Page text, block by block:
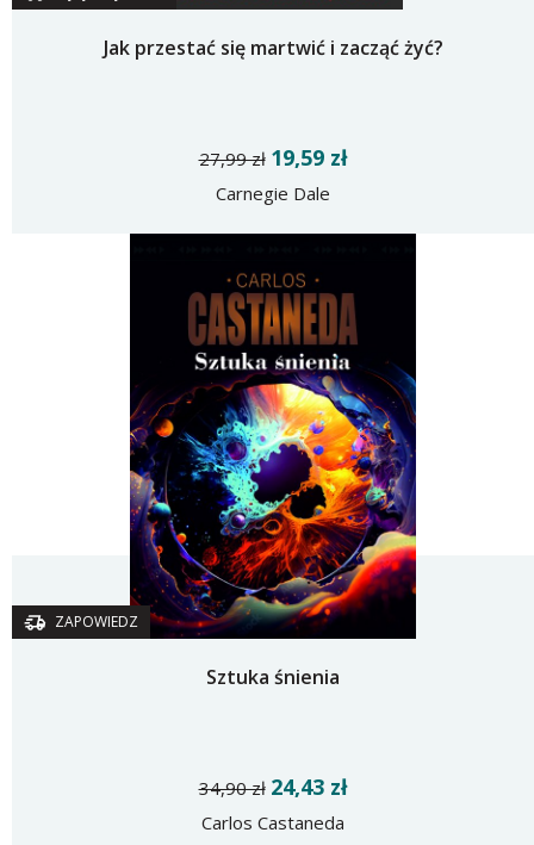
Jak przestać się martwić i zacząć żyć?
27,99 zł 19,59 zł
Carnegie Dale
ZAPOWIEDZ
Sztuka śnienia
34,90 zł 24,43 zł
Carlos Castaneda